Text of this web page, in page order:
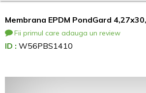
Membrana EPDM PondGard
Fii primul care adauga un review
ID : W56PBS1410